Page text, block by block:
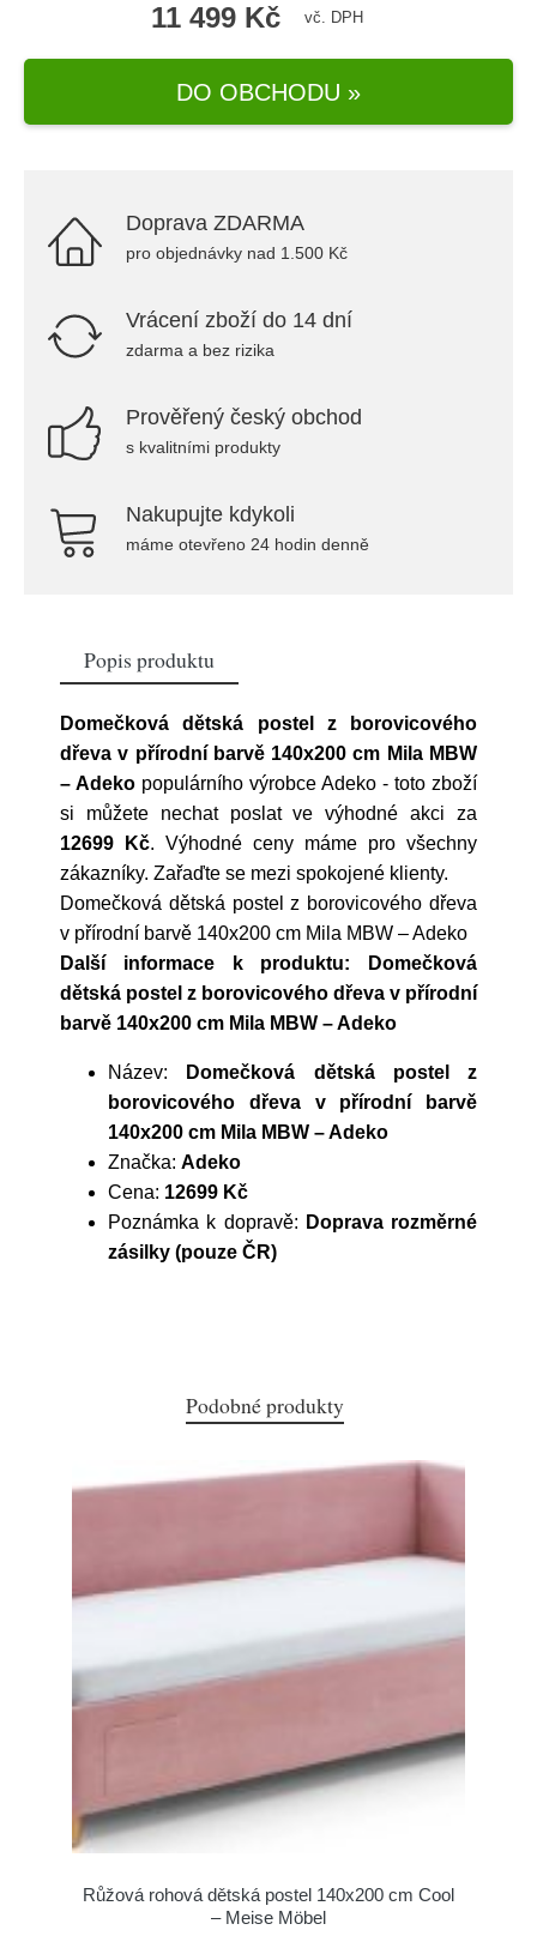
11 499 Kč vč. DPH
DO OBCHODU »
Doprava ZDARMA
pro objednávky nad 1.500 Kč
Vrácení zboží do 14 dní
zdarma a bez rizika
Prověřený český obchod
s kvalitními produkty
Nakupujte kdykoli
máme otevřeno 24 hodin denně
Popis produktu
Domečková dětská postel z borovicového
dřeva v přírodní barvě 140x200 cm Mila MBW
– Adeko populárního výrobce Adeko - toto zboží
si můžete nechat poslat ve výhodné akci za
12699 Kč. Výhodné ceny máme pro všechny
zákazníky. Zařaďte se mezi spokojené klienty.
Domečková dětská postel z borovicového dřeva
v přírodní barvě 140x200 cm Mila MBW – Adeko
Další informace k produktu: Domečková
dětská postel z borovicového dřeva v přírodní
barvě 140x200 cm Mila MBW – Adeko
Název:
Domečková dětská postel z
borovicového dřeva v přírodní barvě
140x200 cm Mila MBW – Adeko
Značka: Adeko
Cena: 12699 Kč
Poznámka k dopravě: Doprava rozměrné
zásilky (pouze ČR)
Podobné produkty
Růžová rohová dětská postel 140x200 cm Cool
– Meise Möbel